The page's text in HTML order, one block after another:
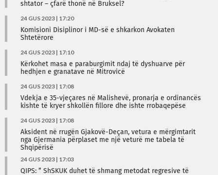
shtator – çfarë thonë në Bruksel?
24 GUS 2023 | 17:20
Komisioni Disiplinor i MD-së e shkarkon Avokaten
Shtetërore
24 GUS 2023 | 17:10
Kërkohet masa e paraburgimit ndaj të dyshuarve për
hedhjen e granatave në Mitrovicë
24 GUS 2023 | 17:08
Vdekja e 35-vjeçares në Malishevë, pronarja e ordinancës
kishte të kryer shkollën fillore dhe ishte rrobaqepëse
24 GUS 2023 | 17:08
Aksident në rrugën Gjakovë-Deçan, vetura e mërgimtarit
nga Gjermania përplaset me një veturë me tabela të
Shqipërisë
24 GUS 2023 | 17:03
QIPS: ” ShSKUK duhet të shmang metodat regresive të